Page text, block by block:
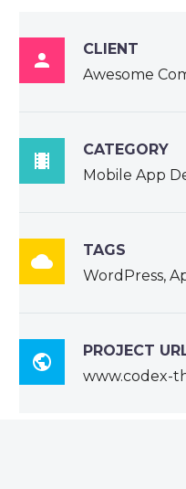

CLIENT
Awesome

CATEGORY
Mobile App

TAGS
WordPress,

PROJECT
www.codex-